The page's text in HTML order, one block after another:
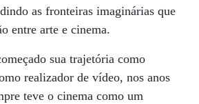
as fronteiras imaginárias que
entre arte e cinema.
sua trajetória como
realizador de vídeo, nos anos
teve o ­cinema como um